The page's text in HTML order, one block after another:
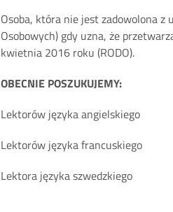
Osoba, która nie jest zadowolona z
Osobowych) gdy uzna, że
kwietnia 2016 roku (RODO).
OBECNIE POSZUKUJEMY:
Lektorów języka angielskiego
Lektorów języka francuskiego
Lektora języka szwedzkiego